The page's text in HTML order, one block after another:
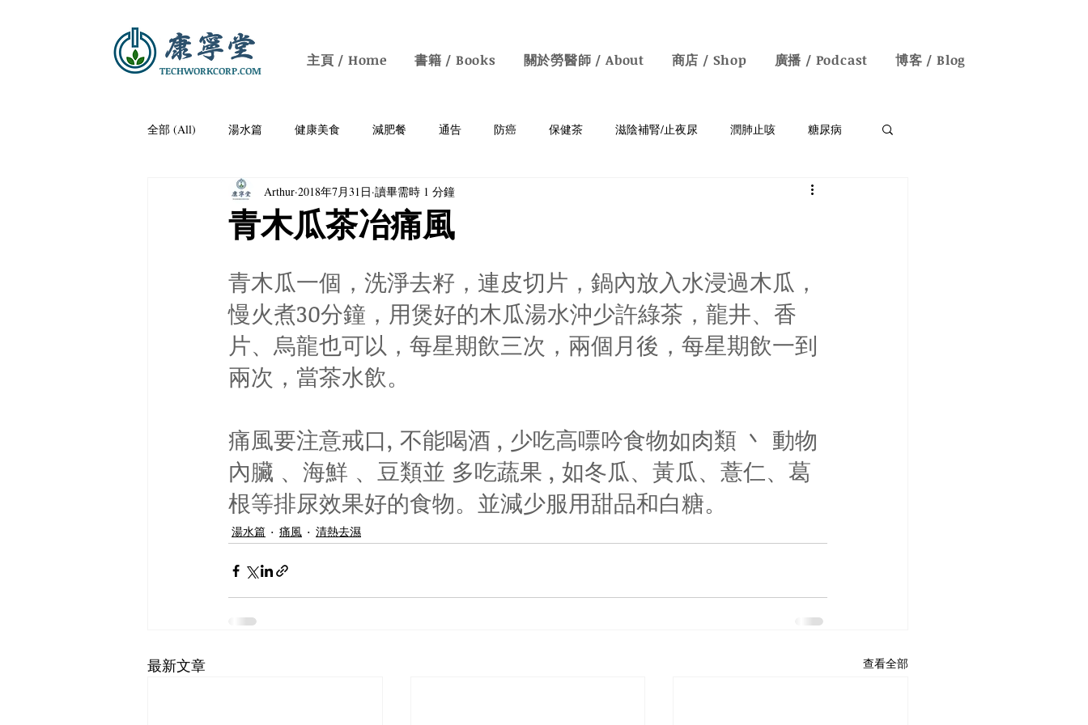
TECHWORKCORP.COM
主頁 / Home 書籍 / Books 關於勞醫師 / About 商店 / Shop 廣播 / Podcast 博客 / Blog
全部 (All) 湯水篇 健康美食 減肥餐 通告 防癌 保健茶 滋陰補腎/止夜尿 潤肺止咳 糖尿病
防三高/降血壓 老人癡呆 胃病
社區健康講座｜Community Health Talks
青木瓜茶冶痛風
Arthur 2018年7月31日 讀畢需時 1 分鐘
青木瓜一個，洗淨去籽，連皮切片，鍋內放入水浸過木瓜，
慢火煮30分鐘，用煲好的木瓜湯水沖少許綠茶，龍井、香
片、烏龍也可以，每星期飲三次，兩個月後，每星期飲一到
兩次，當茶水飲。
痛風要注意戒口, 不能喝酒 , 少吃高嘌吟食物如肉類 丶 動物
內臟 、海鮮 、豆類並 多吃蔬果 , 如冬瓜、黃瓜、薏仁、葛
根等排尿效果好的食物。並減少服用甜品和白糖。
湯水篇 痛風 清熱去濕
最新文章 查看全部